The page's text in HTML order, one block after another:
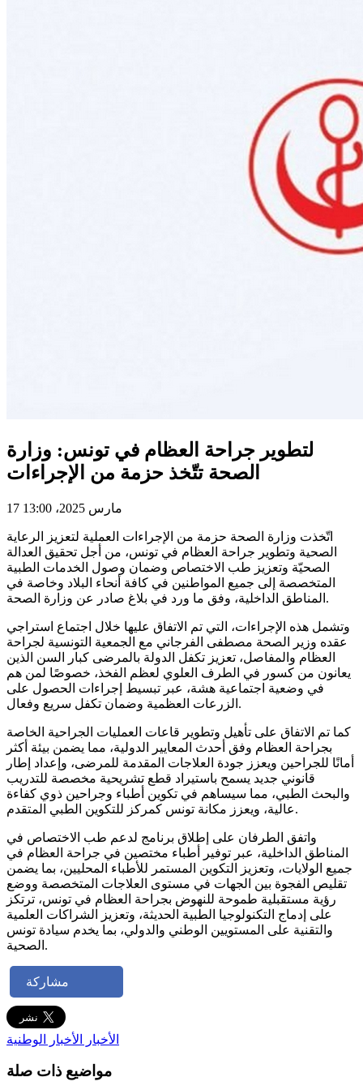
لتطوير جراحة العظام في تونس: وزارة
الصحة تتّخذ حزمة من الإجراءات
17 مارس 2025، 13:00
اتّخذت وزارة الصحة حزمة من الإجراءات العملية لتعزيز الرعاية
الصحية وتطوير جراحة العظام في تونس، من أجل تحقيق العدالة
الصحيّة وتعزيز طب الاختصاص وضمان وصول الخدمات الطبية
المتخصصة إلى جميع المواطنين في كافة أنحاء البلاد وخاصة في
المناطق الداخلية، وفق ما ورد في بلاغ صادر عن وزارة الصحة.
وتشمل هذه الإجراءات، التي تم الاتفاق عليها خلال اجتماع استراجي
عقده وزير الصحة مصطفى الفرجاني مع الجمعية التونسية لجراحة
العظام والمفاصل، تعزيز تكفل الدولة بالمرضى كبار السن الذين
يعانون من كسور في الطرف العلوي لعظم الفخذ، خصوصًا لمن هم
في وضعية اجتماعية هشة، عبر تبسيط إجراءات الحصول على
الزرعات العظمية وضمان تكفل سريع وفعال.
كما تم الاتفاق على تأهيل وتطوير قاعات العمليات الجراحية الخاصة
بجراحة العظام وفق أحدث المعايير الدولية، مما يضمن بيئة أكثر
أمانًا للجراحين ويعزز جودة العلاجات المقدمة للمرضى، وإعداد إطار
قانوني جديد يسمح باستيراد قطع تشريحية مخصصة للتدريب
والبحث الطبي، مما سيساهم في تكوين أطباء وجراحين ذوي كفاءة
عالية، ويعزز مكانة تونس كمركز للتكوين الطبي المتقدم.
واتفق الطرفان على إطلاق برنامج لدعم طب الاختصاص في
المناطق الداخلية، عبر توفير أطباء مختصين في جراحة العظام في
جميع الولايات، وتعزيز التكوين المستمر للأطباء المحليين، بما يضمن
تقليص الفجوة بين الجهات في مستوى العلاجات المتخصصة ووضع
رؤية مستقبلية طموحة للنهوض بجراحة العظام في تونس، ترتكز
على إدماج التكنولوجيا الطبية الحديثة، وتعزيز الشراكات العلمية
والتقنية على المستويين الوطني والدولي، بما يخدم سيادة تونس
الصحية.
مشاركة
الأخبار الأخبار الوطنية
مواضيع ذات صلة